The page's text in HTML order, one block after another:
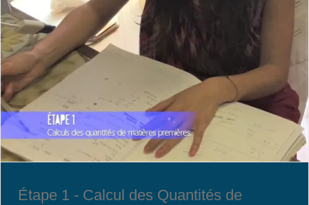
Étape 1 - Calcul des Quantités de